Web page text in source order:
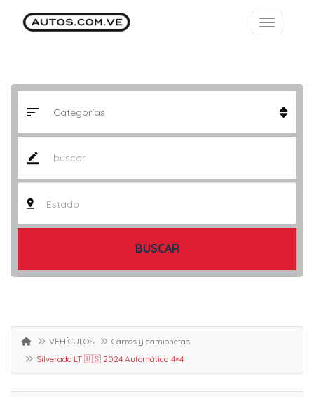
Estado
BUSCAR
VEHÍCULOS
Carros y camionetas
Silverado LT 🇺🇸 2024 Automática 4×4